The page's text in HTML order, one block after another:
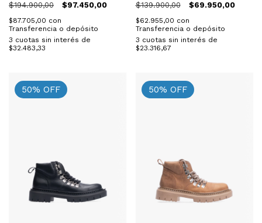
$194.900,00 $97.450,00
$87.705,00 con
Transferencia o depósito
3 cuotas sin interés de
$32.483,33
$139.900,00 $69.950,00
$62.955,00 con
Transferencia o depósito
3 cuotas sin interés de
$23.316,67
50% OFF 50% OFF